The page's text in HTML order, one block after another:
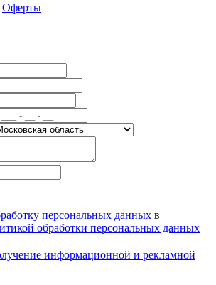
Оферты
персональных данных в
обработки персональных данных
информационной и рекламной